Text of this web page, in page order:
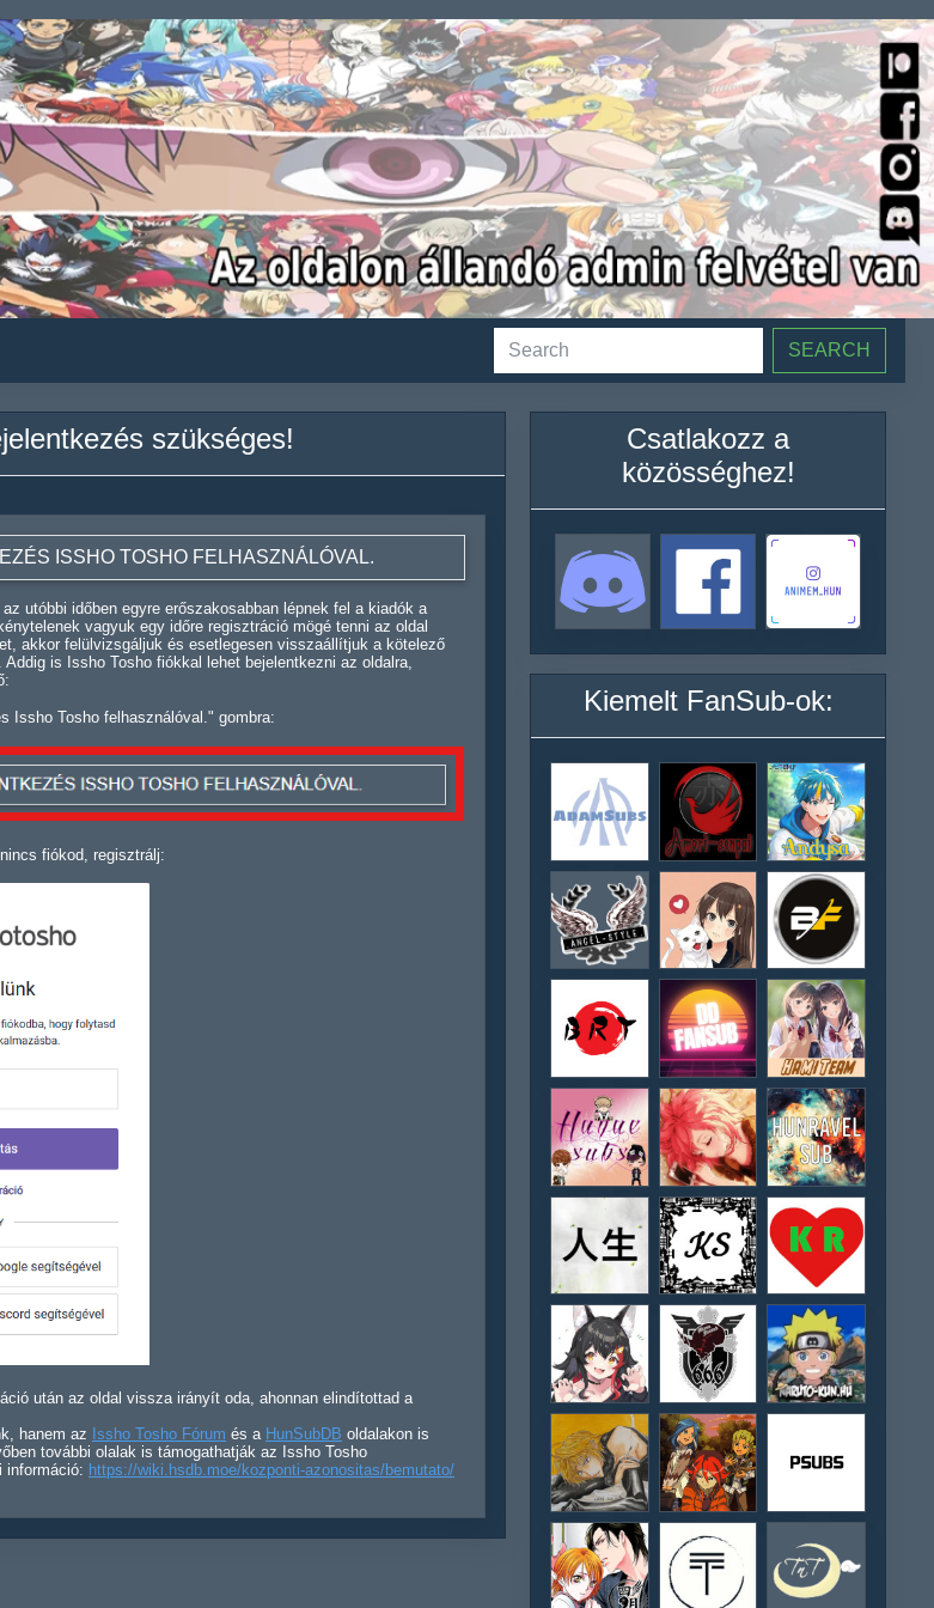
SEARCH
szükséges!
ISSHO TOSHO FELHASZNÁLÓVAL.
utóbbi időben egyre erőszakosabban lépnek fel a kiadók a
vagyuk egy időre regisztráció mögé tenni az oldal
akkor felülvizsgáljuk és esetlegesen visszaállítjuk a kötelező
is Issho Tosho fiókkal lehet bejelentkezni az oldalra,
Issho Tosho felhasználóval." gombra:
fiókod, regisztrálj:
után az oldal vissza irányít oda, ahonnan elindítottad a
hanem az
Issho Tosho Fórum és a HunSubDB oldalakon is
további olalak is támogathatják az Issho Tosho
információ: https://wiki.hsdb.moe/kozponti-azonositas/bemutato/
Csatlakozz a
közösséghez!
Kiemelt FanSub-ok: